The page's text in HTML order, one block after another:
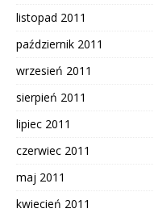
listopad 2011
październik 2011
wrzesień 2011
sierpień 2011
lipiec 2011
czerwiec 2011
maj 2011
kwiecień 2011